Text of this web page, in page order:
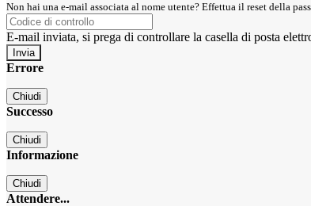
Non hai una e-mail associata al nome utente? Effettua il reset della
E-mail inviata, si prega di controllare la casella di posta
Errore
Chiudi
Successo
Chiudi
Informazione
Chiudi
Attendere...